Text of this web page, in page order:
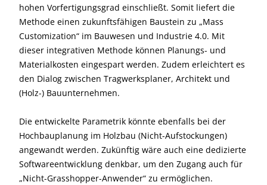
hohen Vorfertigungsgrad einschließt. Somit liefert die
Methode einen zukunftsfähigen Baustein zu „Mass
Customization“ im Bauwesen und Industrie 4.0. Mit
dieser integrativen Methode können Planungs- und
Materialkosten eingespart werden. Zudem erleichtert es
den Dialog zwischen Tragwerksplaner, Architekt und
(Holz-) Bauunternehmen.
Die entwickelte Parametrik könnte ebenfalls bei der
Hochbauplanung im Holzbau (Nicht-Aufstockungen)
angewandt werden. Zukünftig wäre auch eine dedizierte
Softwareentwicklung denkbar, um den Zugang auch für
„Nicht-Grasshopper-Anwender“ zu ermöglichen.